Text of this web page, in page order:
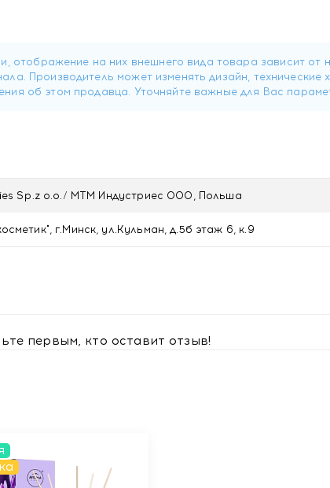
Sp.z o.o./ МТМ Индустриес ООО, Польша
г.Минск, ул.Кульман, д.5б этаж 6, к.9
первым, кто оставит отзыв!